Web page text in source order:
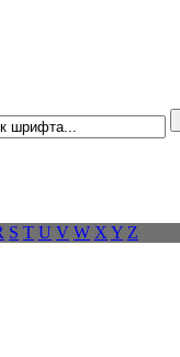
S T U V W X Y Z